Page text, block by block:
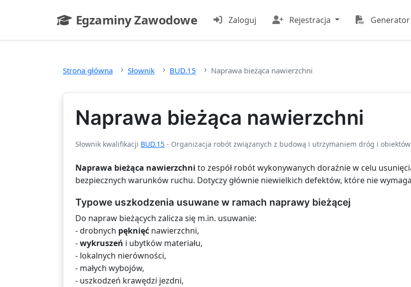
Egzaminy Zawodowe
- strona główna
Zaloguj Rejestracja Generator
Strona główna Słownik BUD.15 Naprawa bieżąca nawierzchni
Naprawa bieżąca nawierzchni
Słownik kwalifikacji BUD.15 - Organizacja robót związanych z budową i utrzymaniem dróg i
Naprawa bieżąca nawierzchni to zespół robót wykonywanych doraźnie w celu
bezpiecznych warunków ruchu. Dotyczy głównie niewielkich defektów, które nie
Typowe uszkodzenia usuwane w ramach naprawy bieżącej
Do napraw bieżących zalicza się m.in. usuwanie:
- drobnych pęknięć nawierzchni,
-wykruszeń i ubytków materiału,
- lokalnych nierówności,
- małych wybojów,
- uszkodzeń krawędzi jezdni,